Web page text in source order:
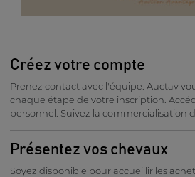
Créez votre compte
Prenez contact avec l'équipe. Auctav
chaque étape de votre inscription.
personnel. Suivez la commercialisation
Présentez vos chevaux
Soyez disponible pour accueillir les